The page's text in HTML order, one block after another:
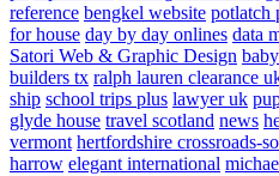
reference bengkel website potlatch
for house day by day onlines data
Satori Web & Graphic Design
builders tx ralph lauren clearance
ship school trips plus lawyer uk
glyde house travel scotland news
vermont hertfordshire crossroads-
harrow elegant international